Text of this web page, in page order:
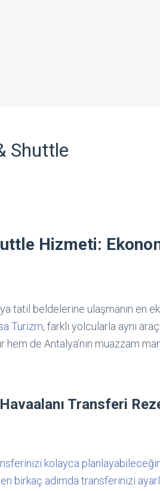
Shuttle
Hizmeti:
tatil beldelerine ulaşmanın en
Turizm, farklı yolcularla aynı
de Antalya’nın muazzam
Transferi
kolayca
birkaç adımda transferinizi